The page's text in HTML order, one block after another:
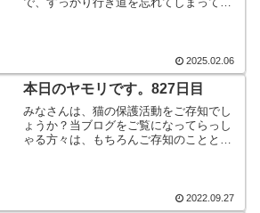
ことができました。そんなこんなで、本
日のヤモリです。
2025.02.06
本日のヤモリです。827日目
みなさんは、猫の保護活動をご存知でし
ょうか？当ブログをご覧になってらっし
ゃる方々は、もちろんご存知のことと思
動です。そんなこんなで、本日のヤモリ
2022.09.27